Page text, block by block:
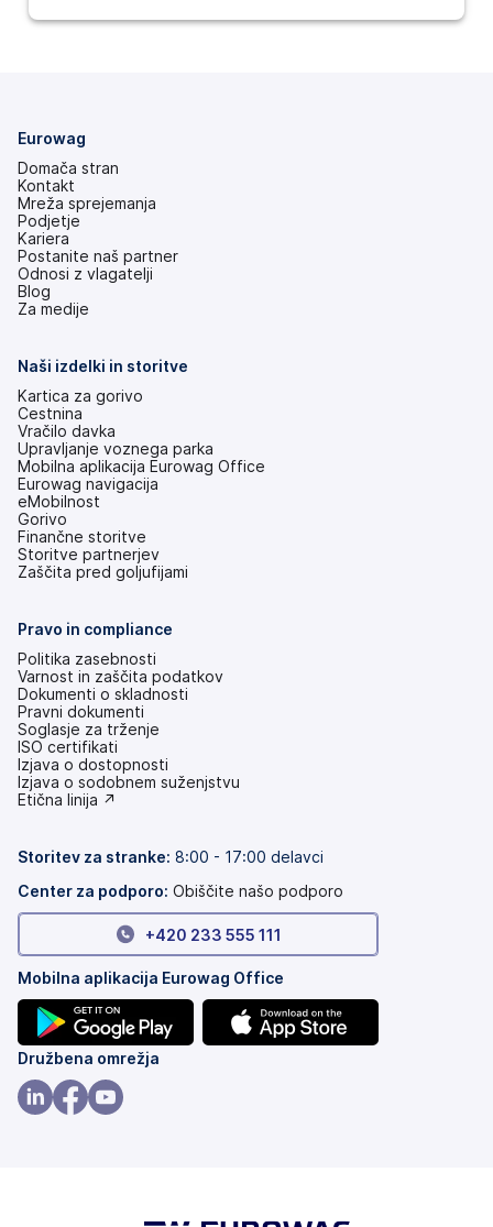
Eurowag
Domača stran
Kontakt
Mreža sprejemanja
Podjetje
Kariera
Postanite naš partner
Odnosi z vlagatelji
(odpre
se
zavihku)
Blog
Za medije
Naši izdelki in storitve
Kartica za gorivo
Cestnina
Vračilo davka
Upravljanje voznega parka
Mobilna aplikacija Eurowag Office
Eurowag navigacija
eMobilnost
Gorivo
Finančne storitve
Storitve partnerjev
Zaščita pred goljufijami
Pravo in compliance
Politika zasebnosti
Varnost in zaščita podatkov
Dokumenti o skladnosti
Pravni dokumenti
Soglasje za trženje
ISO certifikati
Izjava o dostopnosti
(odpre
se
zavihku)
Izjava o sodobnem suženjstvu
(odpre
novem
Etična linija ↗
Storitev za stranke: 8:00 - 17:00 delavci
Center za podporo: Obiščite našo podporo
+420 233 555 111
Mobilna aplikacija Eurowag Office
(odpre
se
v
Družbena omrežja